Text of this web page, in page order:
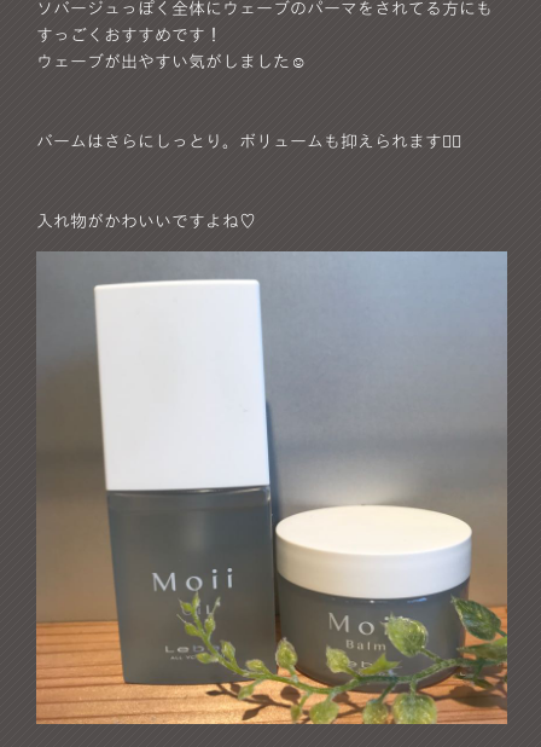
ソバージュっぽく全体にウェーブのパーマをされてる方にも
すっごくおすすめです！
ウェーブが出やすい気がしました☺︎
バームはさらにしっとり。ボリュームも抑えられます🙋‍♀️
入れ物がかわいいですよね♡